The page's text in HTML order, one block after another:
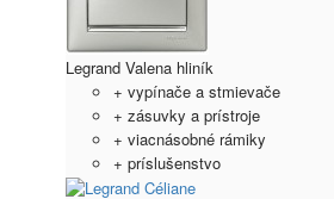
Legrand Valena hliník
+ vypínače a stmievače
+ zásuvky a prístroje
+ viacnásobné rámiky
+ príslušenstvo